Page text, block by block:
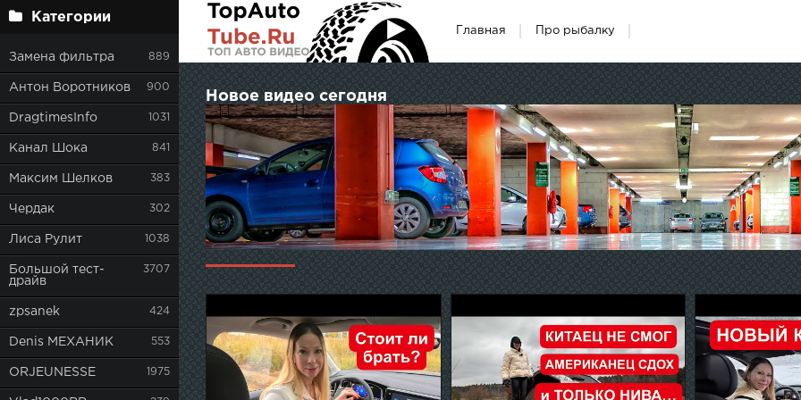
Категории
Замена фильтра 889
Антон Воротников 900
DragtimesInfo 1031
Канал Шока 841
Максим Шелков 383
Чердак 302
Лиса Рулит 1038
Большой тест-
драйв
3707
zpsanek 424
Denis МЕХАНИК 553
ORJEUNESSE 1975
Главная Про рыбалку
Новое видео сегодня